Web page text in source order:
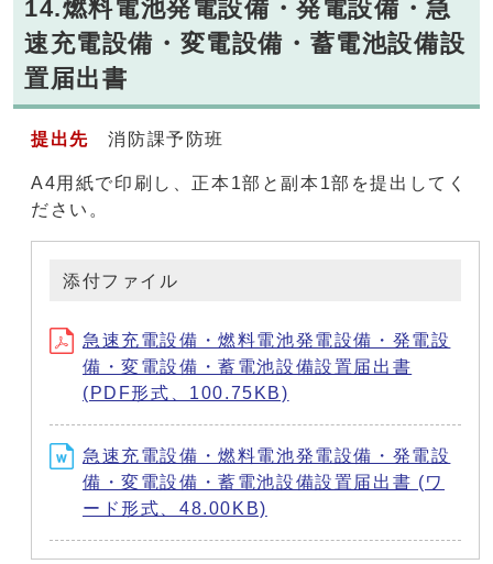
14.燃料電池発電設備・発電設備・急
速充電設備・変電設備・蓄電池設備設
置届出書
提出先消防課予防班
A4用紙で印刷し、正本1部と副本1部を提出してく
ださい。
添付ファイル
急速充電設備・燃料電池発電設備・発電設
備・変電設備・蓄電池設備設置届出書
(PDF形式、100.75KB)
急速充電設備・燃料電池発電設備・発電設
備・変電設備・蓄電池設備設置届出書 (ワ
ード形式、48.00KB)